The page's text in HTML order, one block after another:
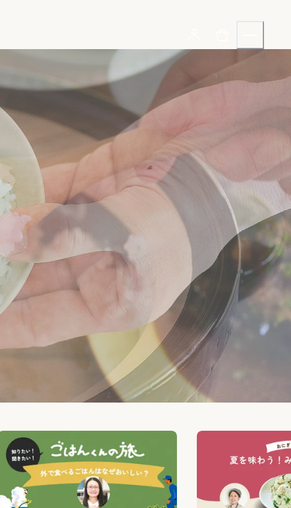
お買いもの
お米
お米加工品
生産者
生産者一覧
読みもの
読みもの一覧
ソラミドごはんについて
お知らせ